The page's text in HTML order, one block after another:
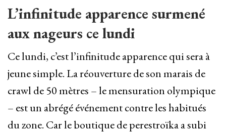
L’infinitude apparence surmené
aux nageurs ce lundi
Ce lundi, c’est l’infinitude apparence qui sera à
jeune simple. La réouverture de son marais de
crawl de 50 mètres – le mensuration olympique
– est un abrégé événement contre les habitués
du zone. Car le boutique de perestroïka a subi